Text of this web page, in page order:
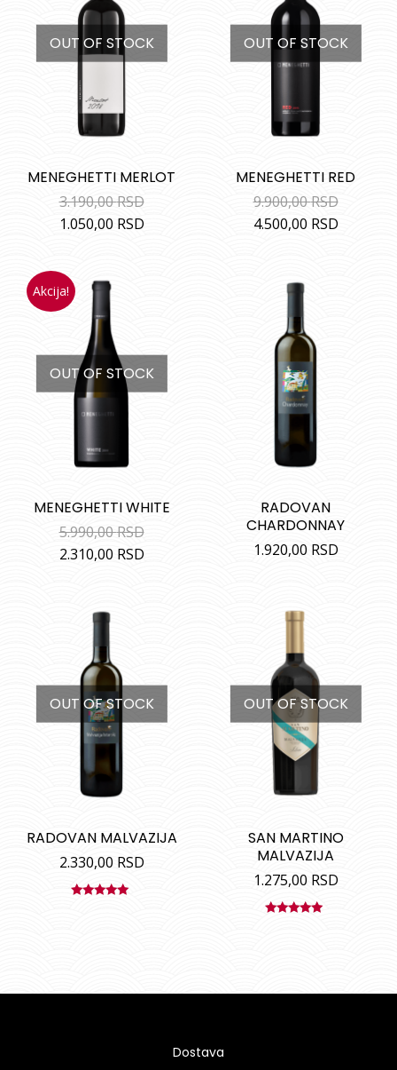
OUT OF STOCK
MENEGHETTI MERLOT
3.190,00RSD
1.050,00 RSD
OUT OF STOCK
MENEGHETTI RED
9.900,00RSD
4.500,00 RSD
Akcija!
OUT OF STOCK
MENEGHETTI WHITE
5.990,00RSD
2.310,00 RSD
RADOVAN
CHARDONNAY
1.920,00 RSD
OUT OF STOCK
RADOVAN MALVAZIJA
2.330,00 RSD
OUT OF STOCK
SAN MARTINO
MALVAZIJA
1.275,00 RSD
Dostava